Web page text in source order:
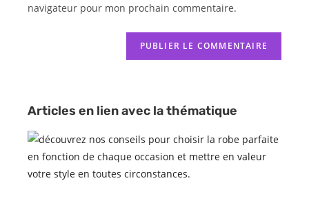
navigateur pour mon prochain commentaire.
Articles en lien avec la thématique